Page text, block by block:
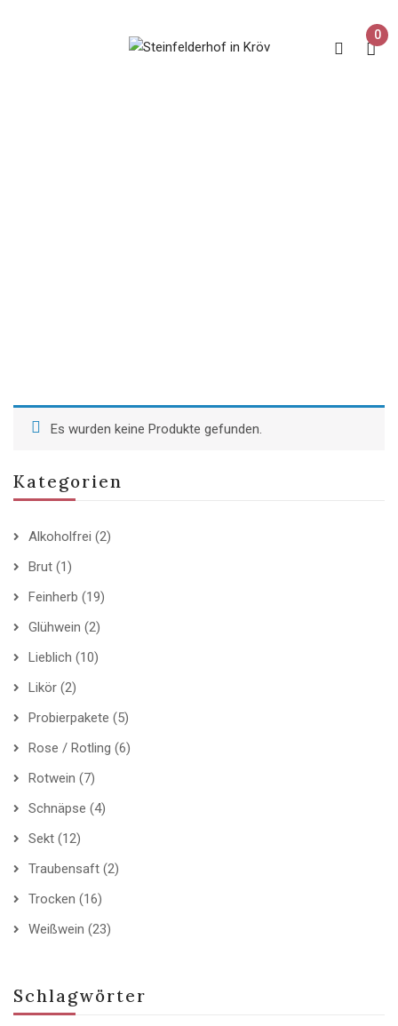
0
Kategorien
Alkoholfrei (2)
Brut (1)
Feinherb (19)
Glühwein (2)
Lieblich (10)
Likör (2)
Probierpakete (5)
Rose / Rotling (6)
Rotwein (7)
Schnäpse (4)
Sekt (12)
Traubensaft (2)
Trocken (16)
Weißwein (23)
Schlagwörter
Es wurden keine Produkte gefunden.